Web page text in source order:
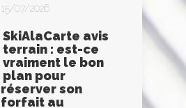
15/07/2026
SkiAlaCarte avis
terrain : est-ce
vraiment le bon
plan pour
réserver son
forfait au